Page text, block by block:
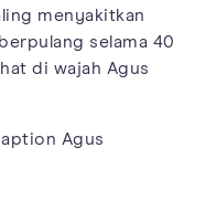
menyakitkan
selama 40
di wajah Agus
Agus